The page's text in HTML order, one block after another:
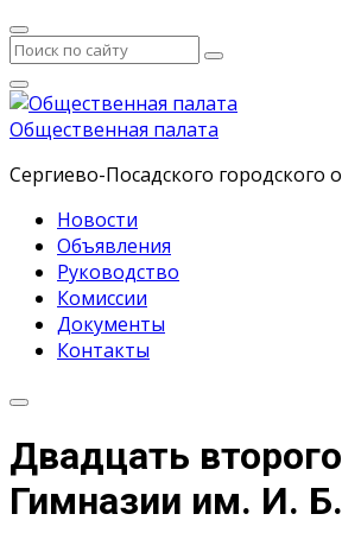
Общественная палата
Сергиево-Посадского городского
Новости
Объявления
Руководство
Комиссии
Документы
Контакты
Двадцать
Гимназии им. И.